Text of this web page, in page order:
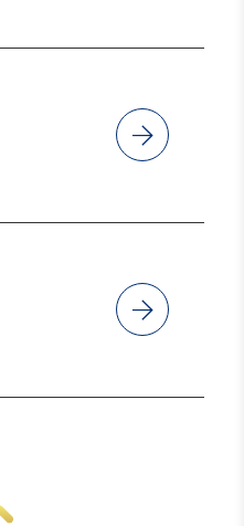
の校則を知らない」伊東
ラブ！」
衣」
arrow_forward
arrow_forward